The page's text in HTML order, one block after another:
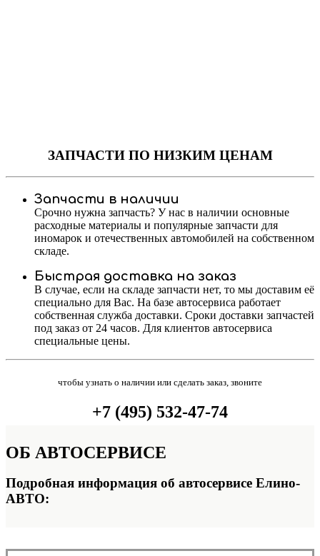
ЗАПЧАСТИПО НИЗКИМ ЦЕНАМ
Запчасти в наличии
Срочно нужна запчасть? У нас в наличии основные
расходные материалы и популярные запчасти для
иномарок и отечественных автомобилей на собственном
складе.
Быстрая доставка на заказ
В случае, если на складе запчасти нет, то мы доставим её
специально для Вас. На базе автосервиса работает
собственная служба доставки. Сроки доставки запчастей
под заказ от 24 часов. Для клиентов автосервиса
специальные цены.
чтобы узнать о наличии или сделать заказ, звоните
+7 (495) 532-47-74
ОБ АВТОСЕРВИСЕ
Подробная информация об автосервисе Елино-
АВТО: